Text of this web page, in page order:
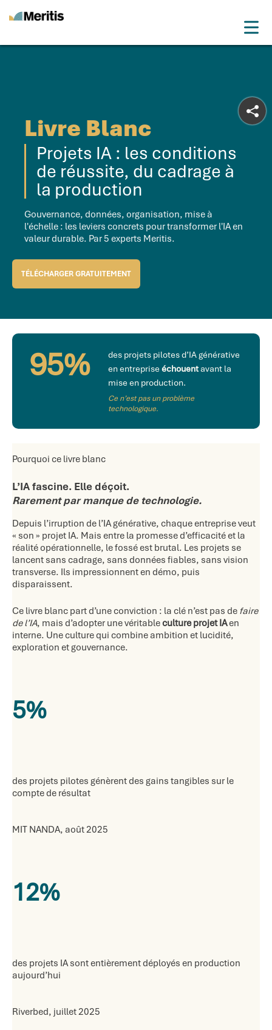
Livre Blanc
Projets IA : les conditions
de réussite, du cadrage à
la production
Gouvernance, données, organisation, mise à
l'échelle : les leviers concrets pour transformer l'IA en
valeur durable. Par 5 experts Meritis.
TÉLÉCHARGER GRATUITEMENT
95%
des projets pilotes d’IA générative
en entreprise échouentavant la
mise en production.
Ce n’est pas un problème
technologique.
Pourquoi ce livre blanc
L’IA fascine. Elle déçoit.
Rarement par manque de technologie.
Depuis l’irruption de l’IA générative, chaque entreprise veut
« son » projet IA. Mais entre la promesse d’efficacité et la
réalité opérationnelle, le fossé est brutal. Les projets se
lancent sans cadrage, sans données fiables, sans vision
transverse. Ils impressionnent en démo, puis
disparaissent.
Ce livre blanc part d’une conviction : la clé n’est pas de faire
de l’IA, mais d’adopter une véritableculture projet IAen
interne. Une culture qui combine ambition et lucidité,
exploration et gouvernance.
5%
des projets pilotes génèrent des gains tangibles sur le
compte de résultat
MIT NANDA, août 2025
12%
des projets IA sont entièrement déployés en production
aujourd’hui
Riverbed, juillet 2025